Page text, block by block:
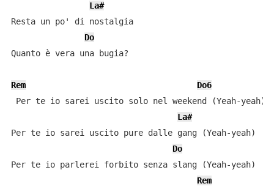
La#
Resta un po' di nostalgia
Do
Quanto è vera una bugia?
Rem
Do6
Per te io sarei uscito solo nel weekend (Yeah-yeah)
La#
Per te io sarei uscito pure dalle gang (Yeah-yeah)
Do
Per te io parlerei forbito senza slang (Yeah-yeah)
Rem